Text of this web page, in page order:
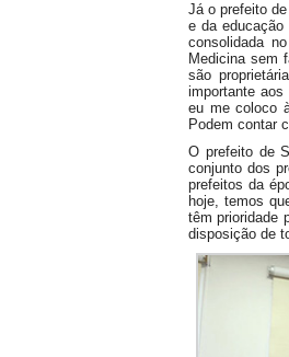
Já o prefeito
e da
consolidada
Medicina sem
são
importante
eu me coloco
Podem contar
O prefeito de
conjunto dos
prefeitos da
hoje, temos
têm prioridade
disposição de